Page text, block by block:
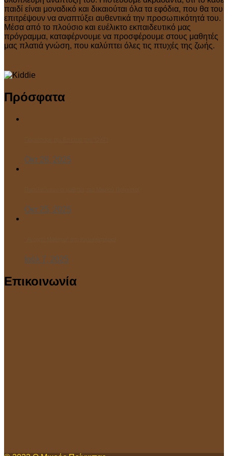
παιδί είναι μοναδικό και δικαιούται όλα τα εφόδια, που θα του
επιτρέψουν να αναπτύξει αυθεντικά την προσωπικότητά του.
Μέσα από το πλούσιο και ευέλικτο εκπαιδευτικό μας
πρόγραμμα, καταφέρνουμε να προσφέρουμε στους μαθητές
μας πλατιά γνώση, που καλύπτει όλες τις πτυχές της ζωής.
Πρόσφατα
Οκτ 28, 2025
Οκτ 25, 2025
Ιούλ 7, 2025
Επικοινωνία